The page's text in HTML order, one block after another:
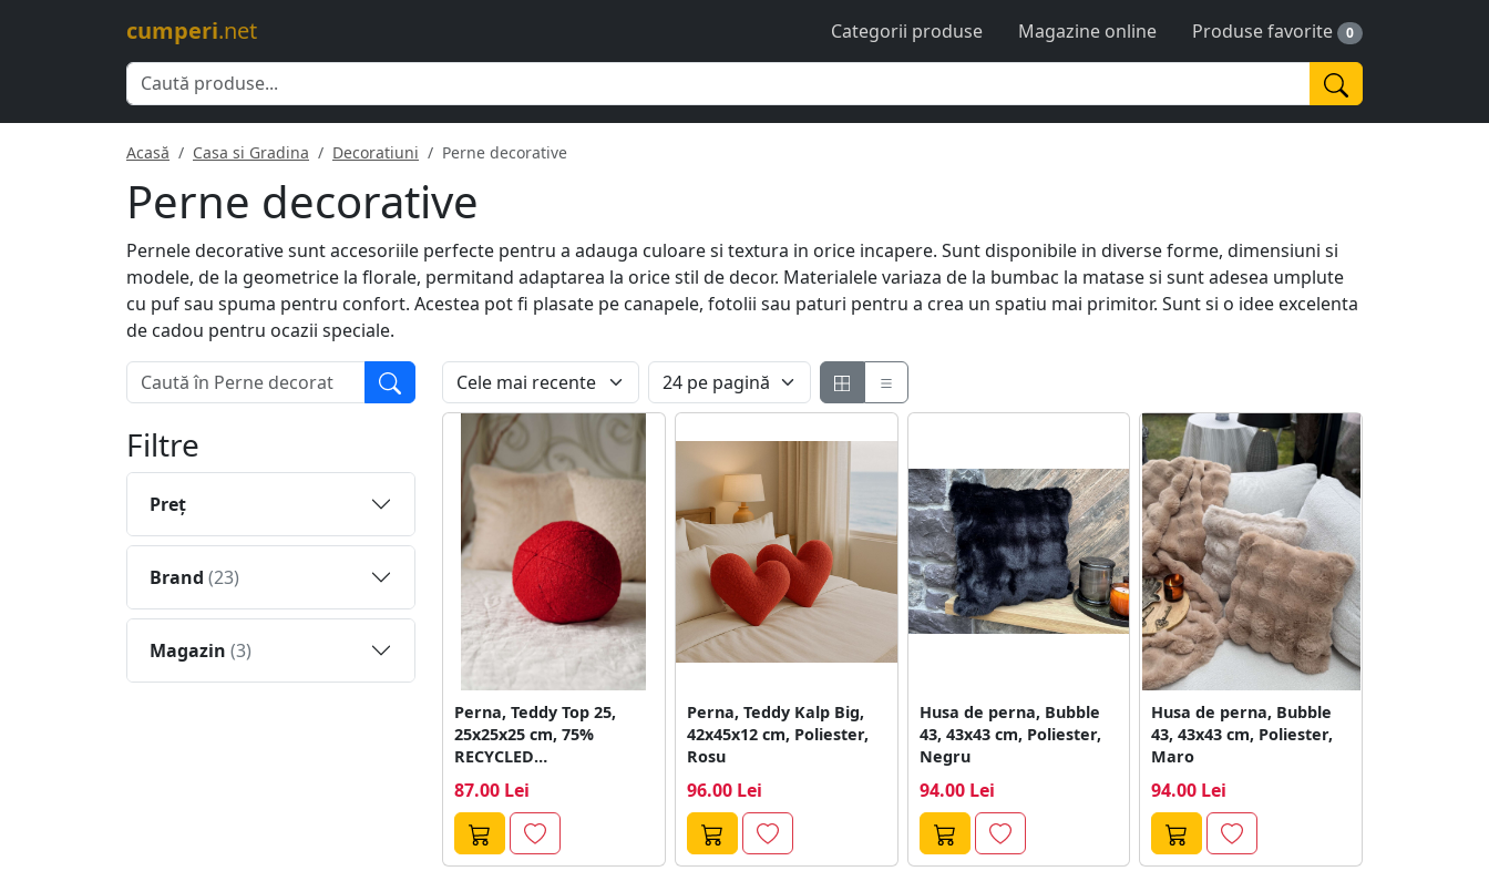
cumperi.net Categorii produse Magazine online Produse favorite 0
Acasă Casa si Gradina Decoratiuni Perne decorative
Perne decorative
Pernele decorative sunt accesoriile perfecte pentru a adauga culoare si textura in orice incapere. Sunt disponibile in diverse forme, dimensiuni si
modele, de la geometrice la florale, permitand adaptarea la orice stil de decor. Materialele variaza de la bumbac la matase si sunt adesea umplute
cu puf sau spuma pentru confort. Acestea pot fi plasate pe canapele, fotolii sau paturi pentru a crea un spatiu mai primitor. Sunt si o idee excelenta
de cadou pentru ocazii speciale.
Filtre
Preţ
Brand (23)
Magazin (3)
Perna, Teddy Top 25,
25x25x25 cm, 75%
RECYCLED
POLYESTER, Rosu
87.00 Lei
Perna, Teddy Kalp Big,
42x45x12 cm, Poliester,
Rosu
96.00 Lei
Husa de perna, Bubble
43, 43x43 cm, Poliester,
Negru
94.00 Lei
Husa de perna, Bubble
43, 43x43 cm, Poliester,
Maro
94.00 Lei